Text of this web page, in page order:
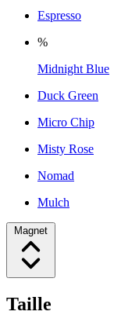
Espresso
%
Midnight Blue
Duck Green
Micro Chip
Misty Rose
Nomad
Mulch
Magnet
Taille